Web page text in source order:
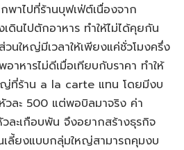
าไปที่ร้านบุฟเฟ่ต์เนื่องจาก
ดินไปตักอาหาร ทำให้ไม่ได้คุยกัน
นใหญ่มีเวลาให้เพียงแค่ชั่วโมงครึ่ง
าหารไม่ดีเมื่อเทียบกับราคา ทำให้
ที่ร้าน a la carte แทน โดยมีงบ
วละ 500 แต่พอบิลมาจริง ค่า
ละเกือบพัน จึงอยากสร้างธุรกิจ
เลี้ยงแบบกลุ่มใหญ่สามารถคุมงบ